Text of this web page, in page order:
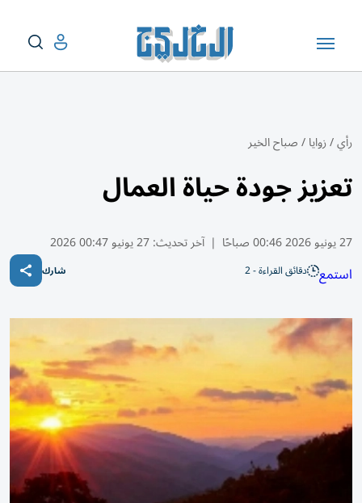
رأي/زوايا/صباح الخير
تعزيز جودة حياة العمال
27 يونيو 2026 00:46 صباحًا | آخر تحديث:27 يونيو 00:47 2026
استمع دقائق القراءة - 2 شارك